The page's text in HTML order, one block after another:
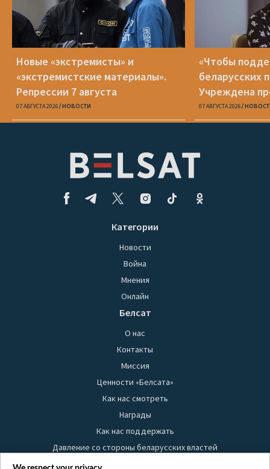
Новые «экстремисты» и
«экстремистские материалы».
Репрессии 7 августа
07 АВГУСТА 2026 НОВОСТИ
«Чтобы
беларусских
Учреждена
Вежновец
07 АВГУСТА 2026
Категории
Новости
Война
Мнения
Онлайн
Белсат
О нас
Контакты
Миссия
Ценности «Белсата»
Как нас смотреть
Награды
Как нас поддержать
Давление со стороны беларусских властей
Правила использования материалов